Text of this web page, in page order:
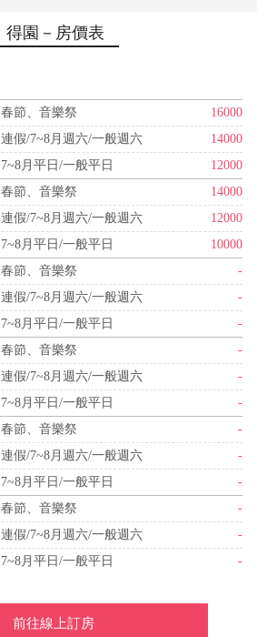
得園－房價表
春節、音樂祭
16000
連假/7~8月週六/一般週六
14000
7~8月平日/一般平日
12000
春節、音樂祭
14000
連假/7~8月週六/一般週六
12000
7~8月平日/一般平日
10000
春節、音樂祭
-
連假/7~8月週六/一般週六
-
7~8月平日/一般平日
-
春節、音樂祭
-
連假/7~8月週六/一般週六
-
7~8月平日/一般平日
-
春節、音樂祭
-
連假/7~8月週六/一般週六
-
7~8月平日/一般平日
-
春節、音樂祭
-
連假/7~8月週六/一般週六
-
7~8月平日/一般平日
-
前往線上訂房